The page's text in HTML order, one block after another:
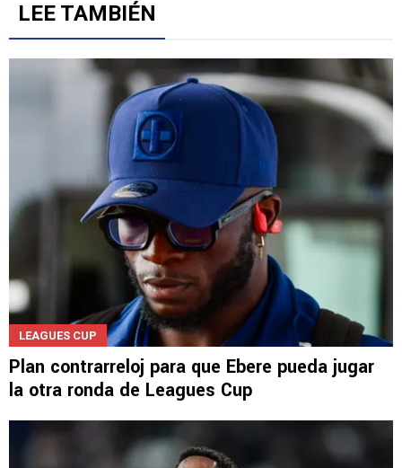
LEE TAMBIÉN
LEAGUES CUP
Plan contrarreloj para que Ebere pueda jugar
la otra ronda de Leagues Cup